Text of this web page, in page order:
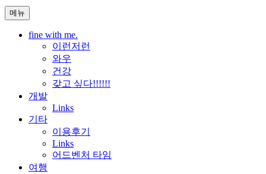
가
기
메뉴
fine with me.
이런저런
와우
건강
갖고 싶다!!!!!!
개발
Links
기타
이용후기
Links
어드벤처 타임
여행